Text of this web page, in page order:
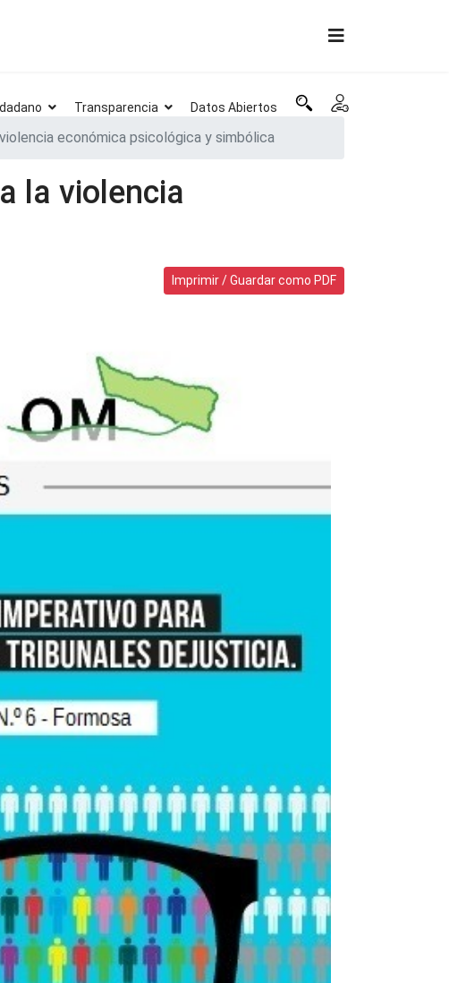
Transparencia Datos Abiertos
económica psicológica y simbólica
la violencia
Imprimir / Guardar como PDF